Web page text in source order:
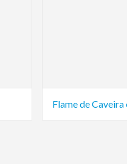
Flame de Caveira